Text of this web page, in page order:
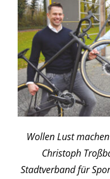
Wollen Lust
Christoph
Stadtverband für